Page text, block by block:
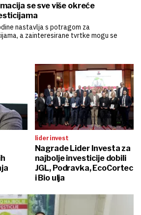
se sve više okreće
nastavlja s potragom za
a zainteresirane tvrtke mogu se
lider invest
Nagrade Lider Investa za
najbolje investicije dobili
JGL, Podravka, EcoCortec
i Bio ulja